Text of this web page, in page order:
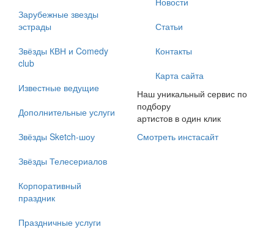
Зарубежные звезды
эстрады
Звёзды КВН и Comedy
club
Известные ведущие
Дополнительные услуги
Звёзды Sketch-шоу
Звёзды Телесериалов
Корпоративный
праздник
Праздничные услуги
Статьи
Контакты
Карта сайта
Наш уникальный сервис по
подбору
артистов в один клик
Смотреть инстасайт